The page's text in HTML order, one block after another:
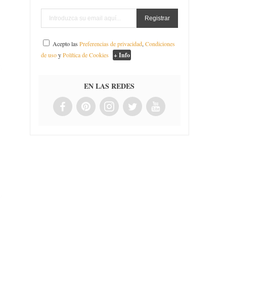
Acepto lasPreferencias de privacidad,Condiciones
de usoyPolítica de Cookies + Info
EN LAS REDES